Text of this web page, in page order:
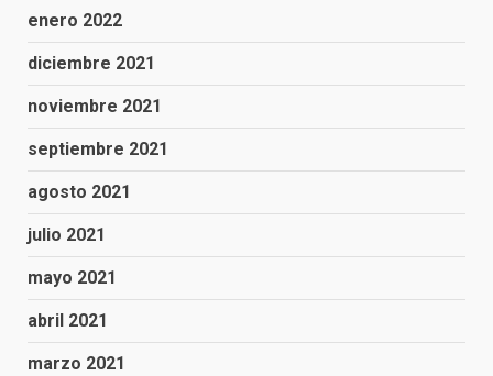
enero 2022
diciembre 2021
noviembre 2021
septiembre 2021
agosto 2021
julio 2021
mayo 2021
abril 2021
marzo 2021